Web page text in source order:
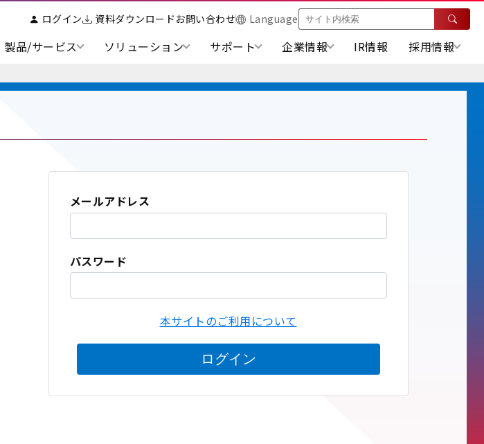
ログイン 資料ダウンロードお問い合わせ Language
製品/サービス ソリューション サポート 企業情報 IR情報 採用情報
メールアドレス
パスワード
本サイトのご利用について
ログイン